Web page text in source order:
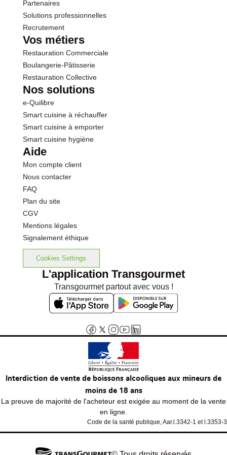
Sel
Partenaires
Solutions professionnelles
Recrutement
Vos métiers
Restauration Commerciale
Boulangerie-Pâtisserie
Restauration Collective
Nos solutions
e-Quilibre
Smart cuisine à réchauffer
Smart cuisine à emporter
Smart cuisine hygiène
Aide
Mon compte client
Nous contacter
FAQ
Plan du site
CGV
Mentions légales
Signalement éthique
Cookies Settings
L'application Transgourmet
Transgourmet partout avec vous !
Interdiction de vente de boissons alcooliques aux mineurs de
moins de 18 ans
La preuve de majorité de l'acheteur est exigée au moment de la vente
en ligne.
Code de la santé publique, Aar.l.3342-1 et l.3353-3